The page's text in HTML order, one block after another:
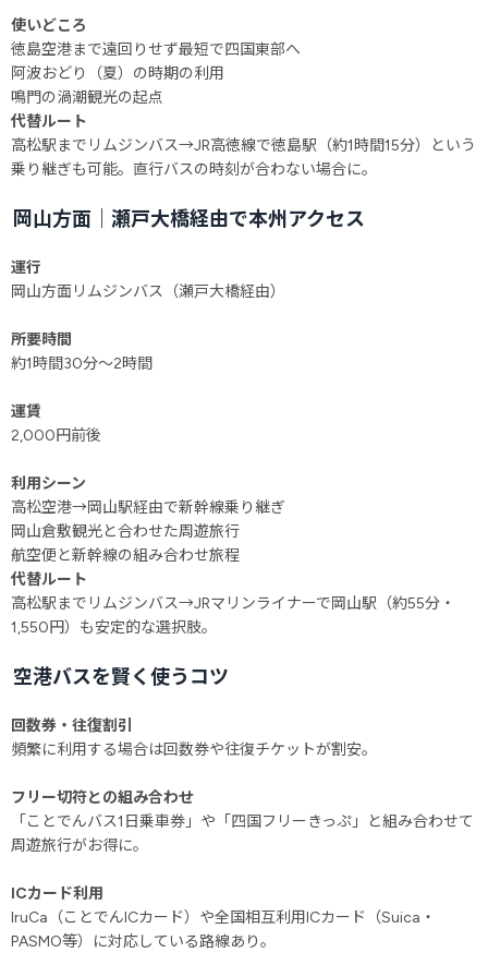
使いどころ
徳島空港まで遠回りせず最短で四国東部へ
阿波おどり（夏）の時期の利用
鳴門の渦潮観光の起点
代替ルート
高松駅までリムジンバス→JR高徳線で徳島駅（約1時間15分）という
乗り継ぎも可能。直行バスの時刻が合わない場合に。
岡山方面｜瀬戸大橋経由で本州アクセス
運行
岡山方面リムジンバス（瀬戸大橋経由）
所要時間
約1時間30分～2時間
運賃
2,000円前後
利用シーン
高松空港→岡山駅経由で新幹線乗り継ぎ
岡山倉敷観光と合わせた周遊旅行
航空便と新幹線の組み合わせ旅程
代替ルート
高松駅までリムジンバス→JRマリンライナーで岡山駅（約55分・
1,550円）も安定的な選択肢。
空港バスを賢く使うコツ
回数券・往復割引
頻繁に利用する場合は回数券や往復チケットが割安。
フリー切符との組み合わせ
「ことでんバス1日乗車券」や「四国フリーきっぷ」と組み合わせて
周遊旅行がお得に。
ICカード利用
IruCa（ことでんICカード）や全国相互利用ICカード（Suica・
PASMO等）に対応している路線あり。